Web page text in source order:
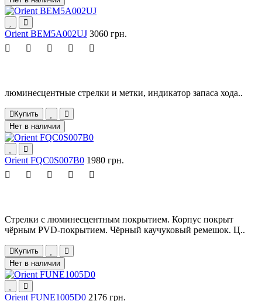
Orient BEM5A002UJ 3060 грн.
люминесцентные стрелки и метки, индикатор запаса хода..
Купить
Нет в наличии
Orient FQC0S007B0 1980 грн.
Стрелки с люминесцентным покрытием. Корпус покрыт
чёрным PVD-покрытием. Чёрный каучуковый ремешок. Ц..
Купить
Нет в наличии
Orient FUNE1005D0 2176 грн.